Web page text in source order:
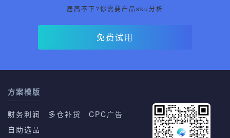
居高不下?你需要产品sku分析
免费试用
方案模版
财务利润 多仓补货
CPC广告
自助选品